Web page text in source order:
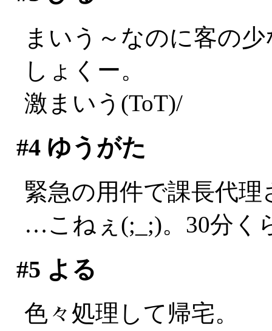
まいう～なのに客の
しょくー。
激まいう(ToT)/
#4ゆうがた
緊急の用件で課長代
…こねぇ(;_;)。30分く
#5 よる
色々処理して帰宅。